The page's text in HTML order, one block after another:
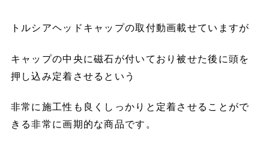
トルシアヘッドキャップの取付動画載せていますが
キャップの中央に磁石が付いており被せた後に頭を
押し込み定着させるという
非常に施工性も良くしっかりと定着させることがで
きる非常に画期的な商品です。